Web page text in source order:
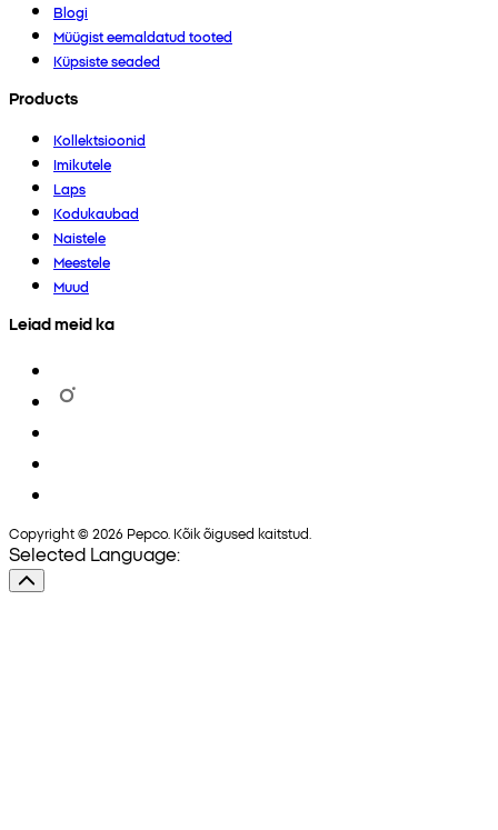
Blogi
Müügist eemaldatud tooted
Küpsiste seaded
Products
Kollektsioonid
Imikutele
Laps
Kodukaubad
Naistele
Meestele
Muud
Leiad meid ka
Copyright © 2026 Pepco. Kõik õigused kaitstud.
Selected Language: